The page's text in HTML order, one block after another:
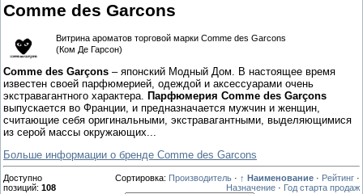
Comme des Garcons
Витрина ароматов торговой марки Comme des Garcons
(Ком Де Гарсон)
Comme des Garçons – японский Модный Дом. В настоящее время
известен своей парфюмерией, одеждой и аксессуарами очень
экстравагантного характера. Парфюмерия Comme des Garçons
выпускается во Франции, и предназначается мужчин и женщин,
считающие себя оригинальными, экстравагантными, выделяющимися
из серой массы окружающих...
Больше информации о бренде Comme des Garcons
Доступно
позиций: 108
Сортировка: Производитель · ↑ Наименование · Рейтинг ·
Назначение · Год старта продаж